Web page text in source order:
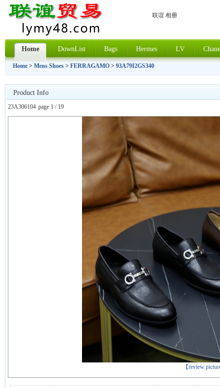
联谊 相册
Home DownList Bags Hermes LV
Home > Mens Shoes > FERRAGAMO > 93A79I2GS340
Product Info
23A306104 page 1 / 19
【review